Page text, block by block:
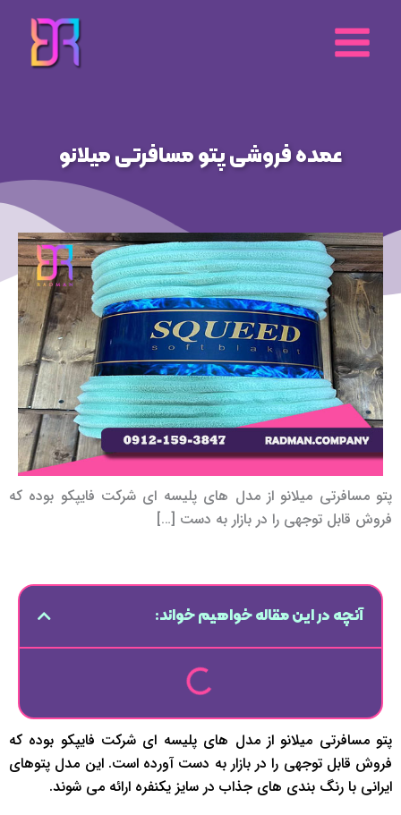
محتوا
عمده فروشی پتو مسافرتی میلانو
پتو مسافرتی میلانو از مدل های پلیسه ای شرکت فایپکو بوده که
فروش قابل توجهی را در بازار به دست […]
آنچه در این مقاله خواهیم خواند:
پتو مسافرتی میلانو از مدل های پلیسه ای شرکت فایپکو بوده که
فروش قابل توجهی را در بازار به دست آورده است. این مدل پتوهای
ایرانی با رنگ بندی های جذاب در سایز یکنفره ارائه می شوند.